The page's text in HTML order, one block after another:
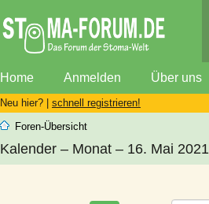
Home Anmelden Über uns
Neu hier? | schnell registrieren!
Foren-Übersicht
Kalender – Monat – 16. Mai 2021